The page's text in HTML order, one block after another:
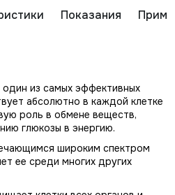
Показания
из самых эффективных
абсолютно в каждой клетке
роль в обмене веществ,
глюкозы в энергию.
широким спектром
ее среди многих других